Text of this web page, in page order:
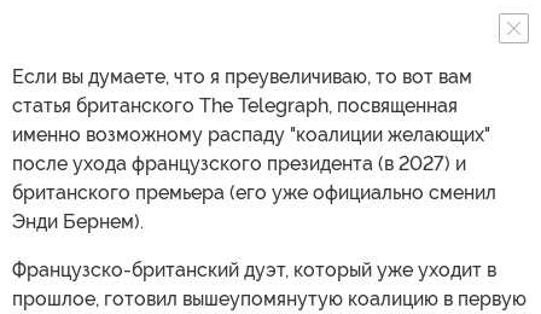
Если вы думаете, что я преувеличиваю, то вот вам
статья британского The Telegraph, посвященная
именно возможному распаду "коалиции желающих"
после ухода французского президента (в 2027) и
британского премьера (его уже официально сменил
Энди Бернем).
Французско-британский дуэт, который уже уходит в
прошлое, готовил вышеупомянутую коалицию в первую